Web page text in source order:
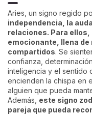
Aries, un signo regido
independencia, la
relaciones. Para
emocionante, llena
compartidos. Se
confianza,
inteligencia y el sentido
encienden la chispa en
alguien que pueda
Además, este signo
pareja que pueda